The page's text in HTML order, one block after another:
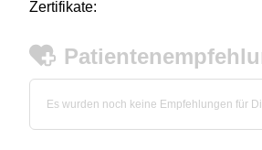
Zertifikate:
Es wurden noch keine Empfehlungen für